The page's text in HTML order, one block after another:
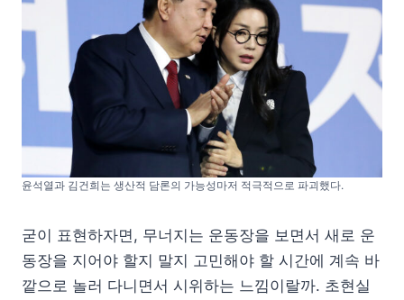
윤석열과 김건희는 생산적 담론의 가능성마저 적극적으로 파괴했다.
굳이 표현하자면, 무너지는 운동장을 보면서 새로 운
동장을 지어야 할지 말지 고민해야 할 시간에 계속 바
깥으로 놀러 다니면서 시위하는 느낌이랄까. 초현실